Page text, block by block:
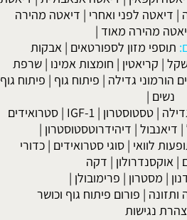
לפני ואחרי |דיאטה מהירה
מאוד |
מזון לספורטאים|אבקות
קריאטין|חומצות אמינו |שרפת
גדילה|פיתוח גוף| פיתוח גוף
|
|טסטוסטרון|
IGF-1
|סטרואידים
|דיהידרוטסטוסטרון|
|סוגי סטרואידים|כדורי
|דקה
|פרימובולן|
|פורום פיתוח גוף וכושר
נגישות